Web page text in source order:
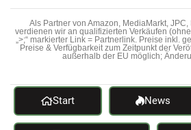
Als Partner von Amazon, MediaMarkt,
verdienen wir an qualifizierten Verkäufen
„>;“ markierter Link = Partnerlink. Preise inkl.
Preise & Verfügbarkeit zum Zeitpunkt der
außerhalb der EU möglich;
Start News